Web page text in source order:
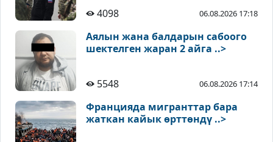
4098 06.08.2026 17:18
Аялын жана балдарын сабоого
шектелген жаран 2 айга ..>
5548 06.08.2026 17:14
Францияда мигранттар бара
жаткан кайык өрттөндү ..>